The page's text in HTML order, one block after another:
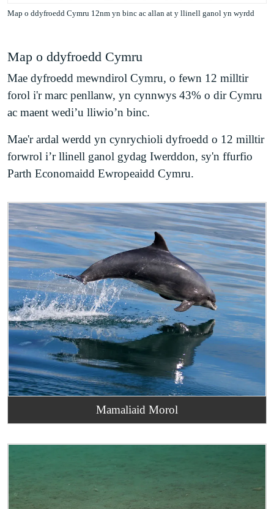
Map o ddyfroedd Cymru 12nm yn binc ac allan at y llinell ganol yn wyrdd
Map o ddyfroedd Cymru
Mae dyfroedd mewndirol Cymru, o fewn 12 milltir
forol i'r marc penllanw, yn cynnwys 43% o dir Cymru
ac maent wedi’u lliwio’n binc.
Mae'r ardal werdd yn cynrychioli dyfroedd o 12 milltir
forwrol i’r llinell ganol gydag Iwerddon, sy'n ffurfio
Parth Economaidd Ewropeaidd Cymru.
Mamaliaid Morol